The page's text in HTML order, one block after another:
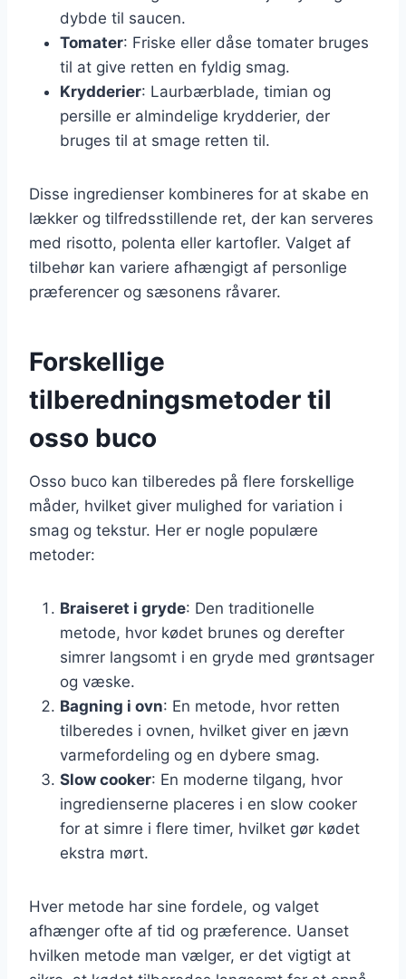
dybde til saucen.
Tomater: Friske eller dåse tomater bruges
til at give retten en fyldig smag.
Krydderier: Laurbærblade, timian og
persille er almindelige krydderier, der
bruges til at smage retten til.
Disse ingredienser kombineres for at skabe en
lækker og tilfredsstillende ret, der kan serveres
med risotto, polenta eller kartofler. Valget af
tilbehør kan variere afhængigt af personlige
præferencer og sæsonens råvarer.
Forskellige
tilberedningsmetoder til
osso buco
Osso buco kan tilberedes på flere forskellige
måder, hvilket giver mulighed for variation i
smag og tekstur. Her er nogle populære
metoder:
Braiseret i gryde: Den traditionelle
metode, hvor kødet brunes og derefter
simrer langsomt i en gryde med grøntsager
og væske.
Bagning i ovn: En metode, hvor retten
tilberedes i ovnen, hvilket giver en jævn
varmefordeling og en dybere smag.
Slow cooker: En moderne tilgang, hvor
ingredienserne placeres i en slow cooker
for at simre i flere timer, hvilket gør kødet
ekstra mørt.
Hver metode har sine fordele, og valget
afhænger ofte af tid og præference. Uanset
hvilken metode man vælger, er det vigtigt at